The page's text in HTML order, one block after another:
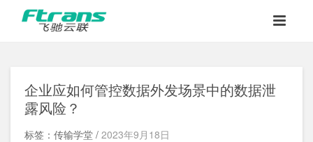
企业应如何管控数据外发场景中的数据泄
露风险？
标签：传输学堂 / 2023年9月18日